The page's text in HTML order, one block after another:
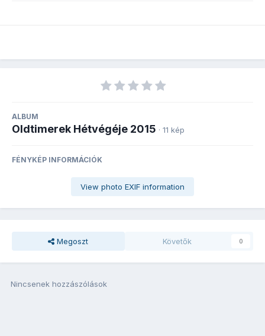
ALBUM
Oldtimerek Hétvégéje 2015 · 11 kép
FÉNYKÉP INFORMÁCIÓK
View photo EXIF information
Megoszt Követők 0
Nincsenek hozzászólások